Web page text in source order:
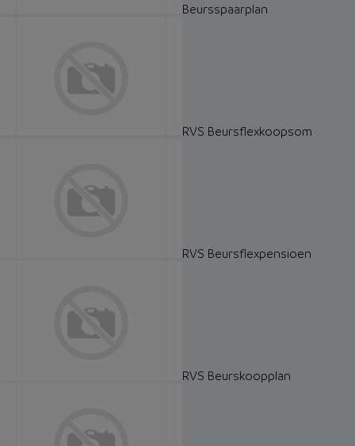
Beursspaarplan
RVS Beursflexkoopsom
RVS Beursflexpensioen
RVS Beurskoopplan